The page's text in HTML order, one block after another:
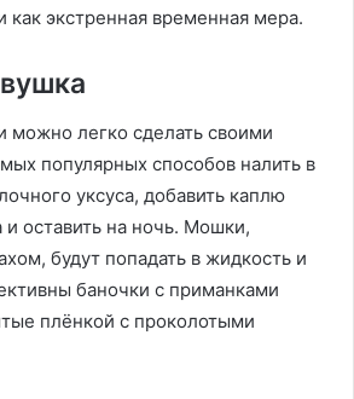
экстренная временная мера.
легко сделать своими
популярных способов налить в
уксуса, добавить каплю
оставить на ночь. Мошки,
будут попадать в жидкость и
баночки с приманками
плёнкой с проколотыми